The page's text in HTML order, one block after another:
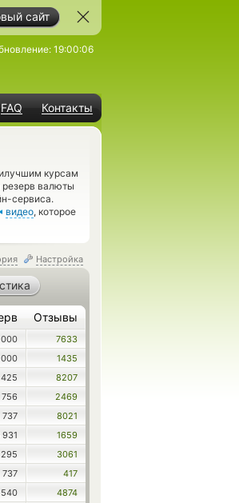
сайт
FAQ Контакты
19:00:06
курсам
резерв валюты
сервиса.
видео, которое
Настройка
Отзывы
7633
1435
8207
756
2469
737
8021
1659
3061
737
417
540
4874